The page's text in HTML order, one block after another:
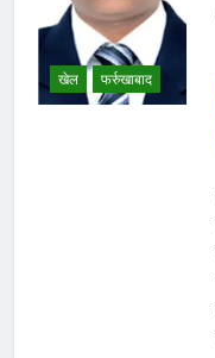
खेल फर्रुखाबाद